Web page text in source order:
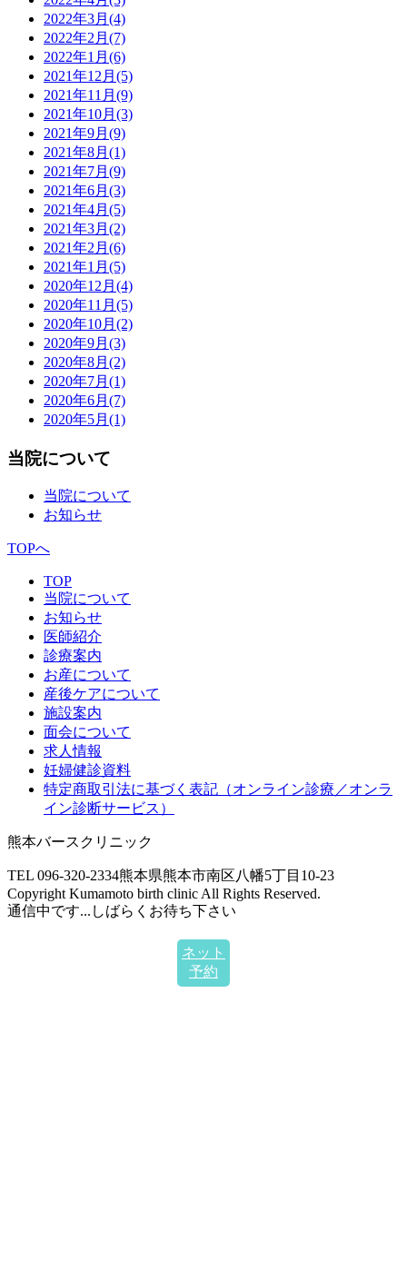
2022年3月 (4)
2022年2月 (7)
2022年1月 (6)
2021年12月 (5)
2021年11月 (9)
2021年10月 (3)
2021年9月 (9)
2021年8月 (1)
2021年7月 (9)
2021年6月 (3)
2021年4月 (5)
2021年3月 (2)
2021年2月 (6)
2021年1月 (5)
2020年12月 (4)
2020年11月 (5)
2020年10月 (2)
2020年9月 (3)
2020年8月 (2)
2020年7月 (1)
2020年6月 (7)
2020年5月 (1)
当院について
当院について
お知らせ
TOPへ
TOP
当院について
お知らせ
医師紹介
診療案内
お産について
産後ケアについて
施設案内
面会について
求人情報
妊婦健診資料
特定商取引法に基づく表記（オンライン診療／オンラ
イン診断サービス）
熊本バースクリニック
TEL 096-320-2334熊本県熊本市南区八幡5丁目10-23
Copyright Kumamoto birth clinic All Rights Reserved.
通信中です...しばらくお待ち下さい
ネット
予約